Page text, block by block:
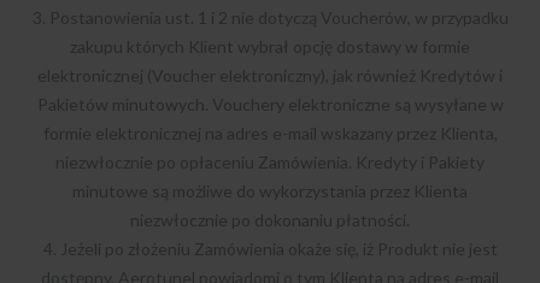
3. Postanowienia ust. 1 i 2 nie dotyczą Voucherów, w przypadku
zakupu których Klient wybrał opcję dostawy w formie
elektronicznej (Voucher elektroniczny), jak również Kredytów i
Pakietów minutowych. Vouchery elektroniczne są wysyłane w
formie elektronicznej na adres e-mail wskazany przez Klienta,
niezwłocznie po opłaceniu Zamówienia. Kredyty i Pakiety
minutowe są możliwe do wykorzystania przez Klienta
niezwłocznie po dokonaniu płatności.
4. Jeżeli po złożeniu Zamówienia okaże się, iż Produkt nie jest
dostępny, Aerotunel powiadomi o tym Klienta na adres e-mail